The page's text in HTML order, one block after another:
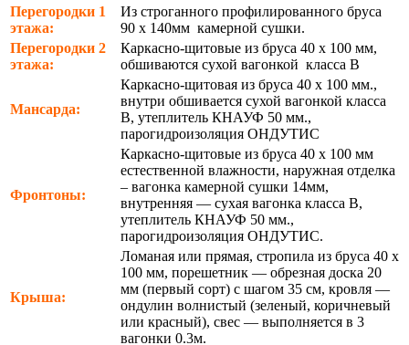
Перегородки 1
этажа:
Из строганного профилированного бруса
90 х 140мм камерной сушки.
Перегородки 2
этажа:
Каркасно-щитовые из бруса 40 х 100 мм,
обшиваются сухой вагонкой класса В
Мансарда:
Каркасно-щитовая из бруса 40 х 100 мм.,
внутри обшивается сухой вагонкой класса
В, утеплитель КНАУФ 50 мм.,
парогидроизоляция ОНДУТИС
Фронтоны:
Каркасно-щитовые из бруса 40 х 100 мм
естественной влажности, наружная отделка
– вагонка камерной сушки 14мм,
внутренняя — сухая вагонка класса В,
утеплитель КНАУФ 50 мм.,
парогидроизоляция ОНДУТИС.
Крыша:
Ломаная или прямая, стропила из бруса 40 х
100 мм, порешетник — обрезная доска 20
мм (первый сорт) с шагом 35 см, кровля —
ондулин волнистый (зеленый, коричневый
или красный), свес — выполняется в 3
вагонки 0.3м.